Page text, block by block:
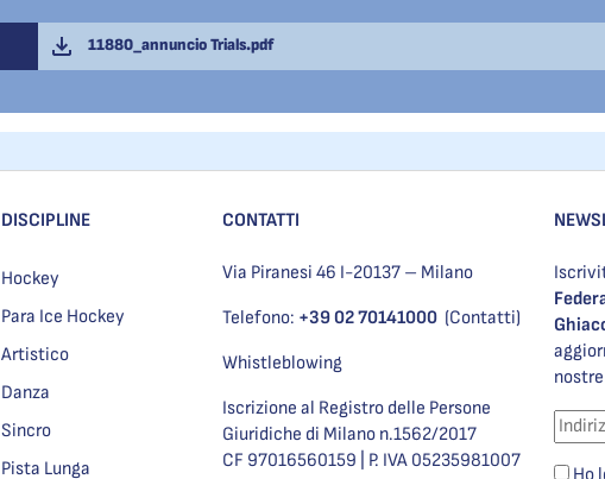
11880_annuncio Trials.pdf
DISCIPLINE
Hockey
Para Ice Hockey
Artistico
Danza
Sincro
Pista Lunga
CONTATTI
Via Piranesi 46 I-20137 – Milano
Telefono: +39 02 70141000 (Contatti)
Whistleblowing
Iscrizione al Registro delle Persone
Giuridiche di Milano n.1562/2017
CF 97016560159 | P. IVA 05235981007